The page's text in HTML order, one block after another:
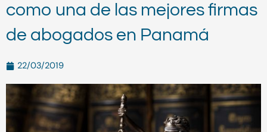
como una de las mejores firmas
de abogados en Panamá
22/03/2019